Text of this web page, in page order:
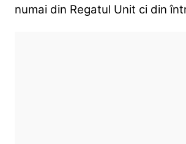
numai din Regatul Unit ci din